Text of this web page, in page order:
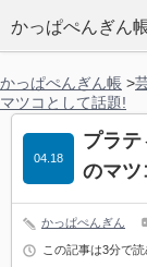
かっぱぺんぎん
かっぱぺんぎん帳 >
マツコとして話題!
プラ
のマツ
04.18
かっぱぺんぎん
この記事は3分で